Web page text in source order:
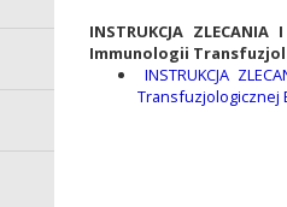
INSTRUKCJA
Immunologii
INSTRUKCJA
Transfuzjologicznej